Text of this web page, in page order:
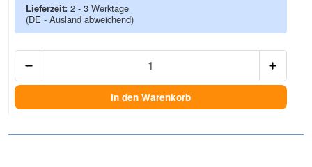
Lieferzeit: 2 - 3 Werktage
(DE - Ausland abweichend)
In den Warenkorb